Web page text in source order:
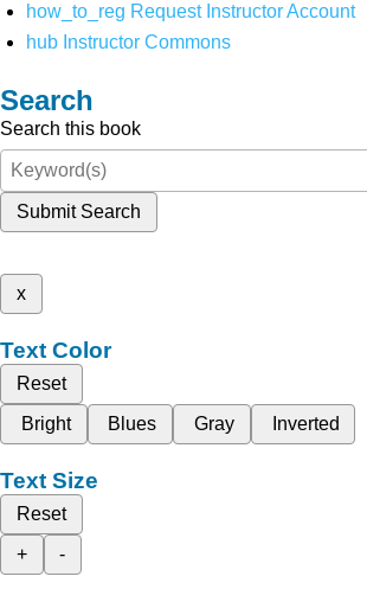
how_to_reg Request Instructor Account
hub Instructor Commons
Search
Search this book
Submit Search
x
Text Color
Reset
Bright
Blues Gray Inverted
Text Size
Reset
+
-